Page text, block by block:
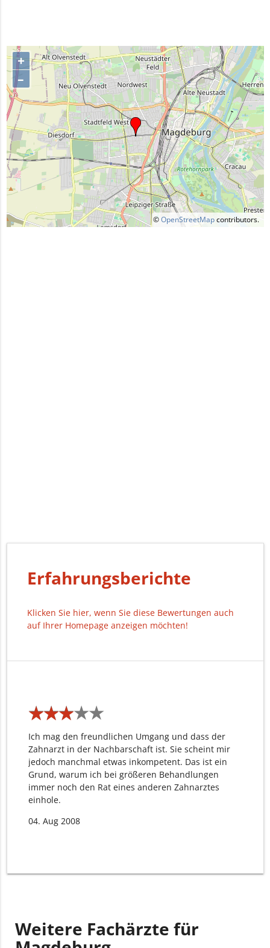
+
–
©OpenStreetMapcontributors.
Erfahrungsberichte
Klicken Sie hier, wenn Sie diese Bewertungen auch
auf Ihrer Homepage anzeigen möchten!
★★★★★
★★★★★
Ich mag den freundlichen Umgang und dass der
Zahnarzt in der Nachbarschaft ist. Sie scheint mir
jedoch manchmal etwas inkompetent. Das ist ein
Grund, warum ich bei größeren Behandlungen
immer noch den Rat eines anderen Zahnarztes
einhole.
04. Aug 2008
Weitere Fachärzte für